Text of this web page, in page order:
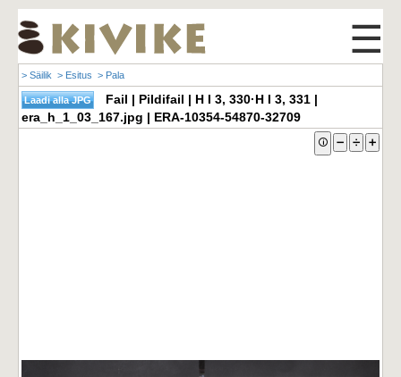
☰
> Säilik > Esitus > Pala
Fail | Pildifail | H I 3, 330·H I 3, 331 |
era_h_1_03_167.jpg | ERA-10354-54870-32709